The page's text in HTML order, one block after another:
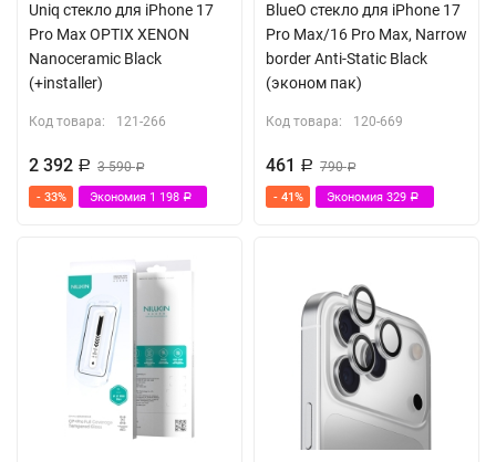
Uniq стекло для iPhone 17
Pro Max OPTIX XENON
Nanoceramic Black
(+installer)
Код товара: 121-266
2 392 Р 3 590Р
- 33% Экономия 1 198 Р
BlueO стекло для iPhone 17
Pro Max/16 Pro Max, Narrow
border Anti-Static Black
(эконом пак)
Код товара: 120-669
461 Р 790Р
- 41% Экономия 329 Р